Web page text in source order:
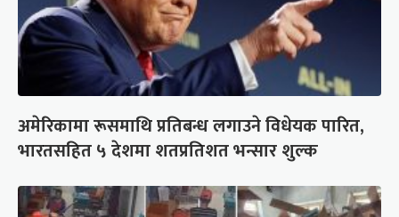
अमेरिकामा रूसमाथि प्रतिबन्ध लगाउने विधेयक पारित,
भारतसहित ५ देशमा शतप्रतिशत भन्सार शुल्क